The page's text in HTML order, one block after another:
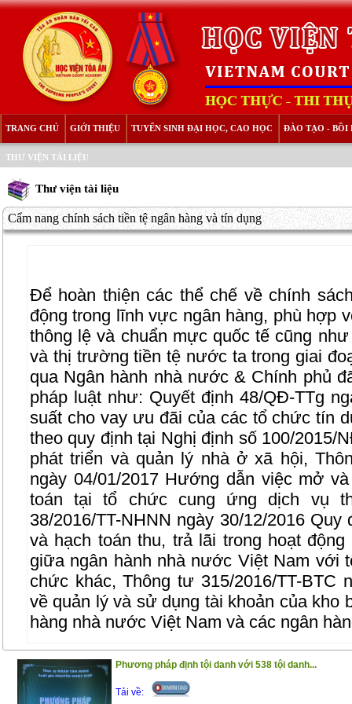
TRANG CHỦ GIỚI THIỆU TUYỂN SINH ĐẠI HỌC, CAO HỌC ĐÀO TẠO - BỒI
THƯ VIỆN TÀI LIỆU
Thư viện tài liệu
Cẩm nang chính sách tiền tệ ngân hàng và tín dụng
Để hoàn thiện các thể chế về chính
động trong lĩnh vực ngân hàng, phù hợp
thông lệ và chuẩn mực quốc tế cũng
và thị trường tiền tệ nước ta trong giai
qua Ngân hành nhà nước & Chính phủ
pháp luật như: Quyết định 48/QĐ-TTg
suất cho vay ưu đãi của các tổ chức tín
theo quy định tại Nghị định số 100/2015/
phát triển và quản lý nhà ở xã hội,
ngày 04/01/2017 Hướng dẫn việc mở
toán tại tổ chức cung ứng dịch vụ
38/2016/TT-NHNN ngày 30/12/2016
và hạch toán thu, trả lãi trong hoạt
giữa ngân hành nhà nước Việt Nam với
chức khác, Thông tư 315/2016/TT-BTC
về quản lý và sử dụng tài khoản của kho
hàng nhà nước Việt Nam và các ngân
Nội dung của cuốn sách bao gồm những
Phần I ; Luật ngân hàng, Luật các tổ
Phương pháp định tội danh với 538 tội danh...
Tải về: